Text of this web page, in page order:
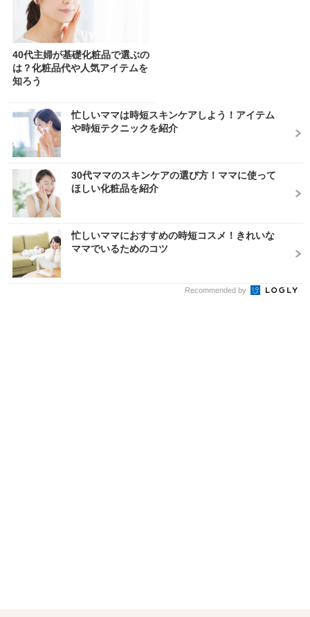
40代主婦が基礎化粧品で選ぶの
は？化粧品代や人気アイテムを
知ろう
忙しいママは時短スキンケアしよう！アイテム
や時短テクニックを紹介
30代ママのスキンケアの選び方！ママに使って
ほしい化粧品を紹介
忙しいママにおすすめの時短コスメ！きれいな
ママでいるためのコツ
Recommended by